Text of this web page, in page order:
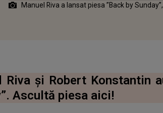
Manuel Riva a lansat piesa ”Back by
ARTICOLUL
Riva și Robert Konstantin
Ascultă piesa aici!